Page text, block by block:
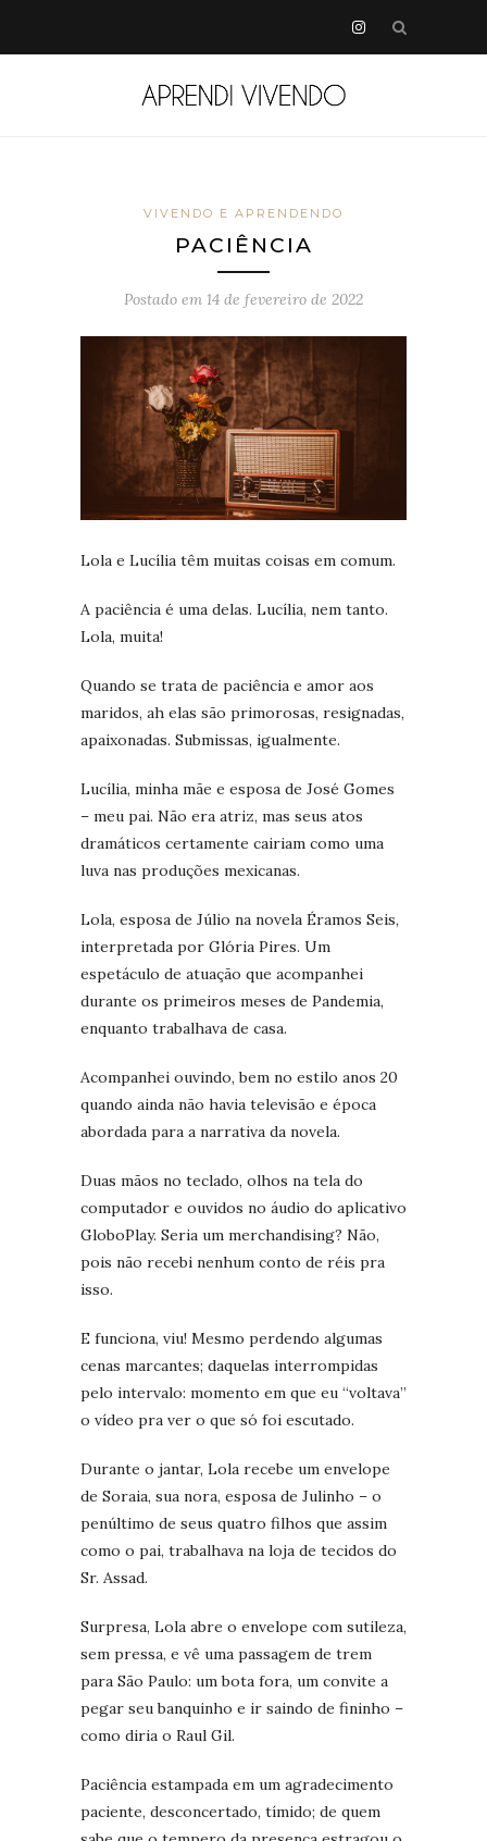
VIVENDO E APRENDENDO
PACIÊNCIA
Postado em 14 de fevereiro de 2022
Lola e Lucília têm muitas coisas em comum.
A paciência é uma delas. Lucília, nem tanto.
Lola, muita!
Quando se trata de paciência e amor aos
maridos, ah elas são primorosas, resignadas,
apaixonadas. Submissas, igualmente.
Lucília, minha mãe e esposa de José Gomes
– meu pai. Não era atriz, mas seus atos
dramáticos certamente cairiam como uma
luva nas produções mexicanas.
Lola, esposa de Júlio na novela Éramos Seis,
interpretada por Glória Pires. Um
espetáculo de atuação que acompanhei
durante os primeiros meses de Pandemia,
enquanto trabalhava de casa.
Acompanhei ouvindo, bem no estilo anos 20
quando ainda não havia televisão e época
abordada para a narrativa da novela.
Duas mãos no teclado, olhos na tela do
computador e ouvidos no áudio do aplicativo
GloboPlay. Seria um merchandising? Não,
pois não recebi nenhum conto de réis pra
isso.
E funciona, viu! Mesmo perdendo algumas
cenas marcantes; daquelas interrompidas
pelo intervalo: momento em que eu “voltava”
o vídeo pra ver o que só foi escutado.
Durante o jantar, Lola recebe um envelope
de Soraia, sua nora, esposa de Julinho – o
penúltimo de seus quatro filhos que assim
como o pai, trabalhava na loja de tecidos do
Sr. Assad.
Surpresa, Lola abre o envelope com sutileza,
sem pressa, e vê uma passagem de trem
para São Paulo: um bota fora, um convite a
pegar seu banquinho e ir saindo de fininho –
como diria o Raul Gil.
Paciência estampada em um agradecimento
paciente, desconcertado, tímido; de quem